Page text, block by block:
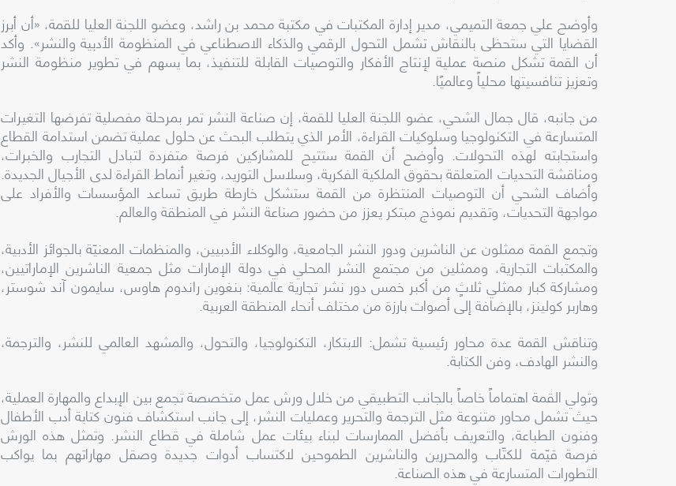
وأوضح عليجمعةالتميمي، مدير إدارة المكتباتفي مكتبةمحمدبنراشد، وعضو اللجنةالعليا للقمة، «أنأبرز
القضايا التي ستحظى بالنقاشتشمل التحول الرقمي والذكاء الاصطناعي في المنظومة الأدبية والنشر». وأكد
أن القمة تشكل منصة عملية لإنتاج الأفكار والتوصيات القابلة للتنفيذ،بما يسهم في تطوير منظومة النشر
وتعزيز تنافسيتها محلياًوعالميًا.
من جانبه، قال جمال الشحي، عضو اللجنة العليا للقمة، إن صناعة النشر تمر بمرحلة مفصليةتفرضها التغيرات
المتسارعةفي التكنولوجيا وسلوكياتالقراءة، الأمر الذييتطلب البحثعنحلول عمليةتضمناستدامة القطاع
واستجابته لهذه التحولات. وأوضح أن القمة ستتيح للمشاركين فرصة متفردة لتبادل التجارب والخبرات،
ومناقشةالتحديات المتعلقةبحقوقالملكيةالفكرية، وسلاسل التوريد، وتغير أنماطالقراءةلدى الأجيالالجديدة.
وأضاف الشحي أن التوصيات المنتظرة من القمة ستشكل خارطة طريق تساعد المؤسسات والأفراد على
مواجهةالتحديات، وتقديمنموذج مبتكر يعزز منحضور صناعةالنشر فيالمنطقةوالعالم.
وتجمع القمة ممثلون عن الناشرين ودور النشر الجامعية، والوكلاء الأدبيين، والمنظمات المعنيّةبالجوائز الأدبية،
والمكتبات التجارية، وممثلين من مجتمع النشر المحلي في دولة الإمارات مثل جمعية الناشرين الإماراتيين،
ومشاركةكبار ممثليثلاثٍ منأكبر خمس دور نشر تجارية عالمية: بنغوين راندومهاوس، سايمونآند شوستر،
وهاربر كولينز،بالإضافةإلىأصواتبارزةمنمختلفأنحاءالمنطقةالعربية.
وتناقش القمة عدة محاور رئيسية تشمل: الابتكار، التكنولوجيا، والتحول، والمشهد العالمي للنشر، والترجمة،
والنشر الهادف، وفنالكتابة.
وتوليالقمةاهتماماًخاصاًبالجانبالتطبيقيمنخلالورشعملمتخصصةتجمعبين الإبداع والمهارةالعملية،
حيثتشملمحاور متنوعة مثلالترجمة والتحرير وعمليات النشر، إلى جانب استكشاف فنون كتابة أدب الأطفال
وفنون الطباعة، والتعريف بأفضل الممارسات لبناء بيئات عمل شاملة في قطاع النشر. وتمثل هذه الورش
فرصة قيّمة للكتّاب والمحررين والناشرين الطموحين لاكتساب أدوات جديدة وصقل مهاراتهم بما يواكب
التطورات المتسارعة في هذه الصناعة.